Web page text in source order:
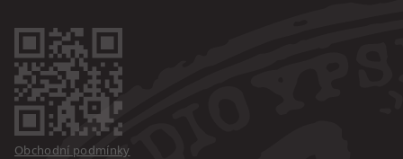
Obchodní podmínky